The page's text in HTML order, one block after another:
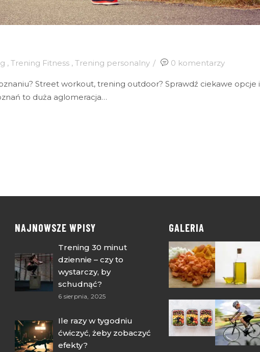
,Trening Fitness ,Trening personalny 0 komentarzy
Street workout, trening outdoor? Sprawdź ciekawe opcje i
to duża aglomeracja…
NAJNOWSZE WPISY
Trening 30 minut
dziennie – czy to
wystarczy, by
schudnąć?
6 sierpnia, 2025
Ile razy w tygodniu
ćwiczyć, żeby zobaczyć
efekty?
GALERIA